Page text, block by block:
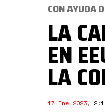
CON AYUDA
LA
EN
LA
17 Ene 2023,